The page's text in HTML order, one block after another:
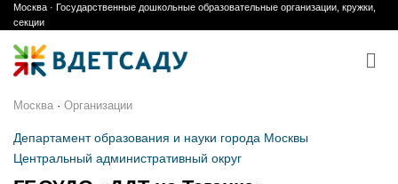
Skip
to
content
Москва · Государственные дошкольные образовательные организации, кружки,
секции
Москва · Организации
Департамент образования и науки города Москвы
Центральный административный округ